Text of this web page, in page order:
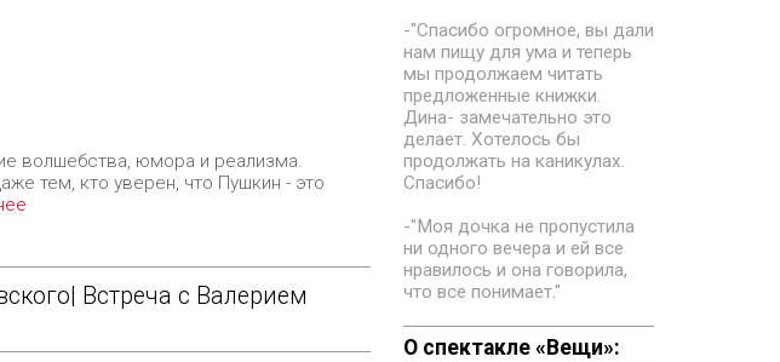
волшебства, юмора и реализма.
тем, кто уверен, что Пушкин - это
Встреча с Валерием
-"Спасибо огромное, вы дали
нам пищу для ума и теперь
мы продолжаем читать
предложенные книжки.
Дина- замечательно это
делает. Хотелось бы
продолжать на каникулах.
Спасибо!
-"Моя дочка не пропустила
ни одного вечера и ей все
нравилось и она говорила,
что все понимает."
О спектакле «Вещи»: